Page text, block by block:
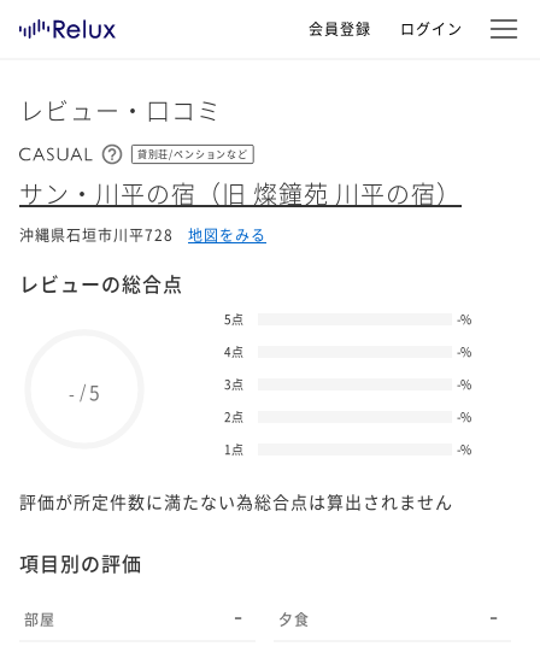
会員登録 ログイン
レビュー・口コミ
貸別荘/ペンションなど
サン・川平の宿（旧 燦鐘苑 川平の宿）
沖縄県石垣市川平728 地図をみる
レビューの総合点
- /5
5点 -%
4点
-%
3点
-%
2点
-%
1点
-%
評価が所定件数に満たない為総合点は算出されません
項目別の評価
部屋 - 夕食 -